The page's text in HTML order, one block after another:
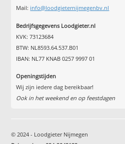
Mail: info@loodgieternijmegenbv.nl
Bedrijfsgegevens Loodgieter.nl
KVK: 73123684
BTW: NL8593.64.537.B01
IBAN: NL77 KNAB 0257 9997 01
Openingstijden
Wij zijn iedere dag bereikbaar!
Ook in het weekend en op feestdagen
© 2024 - Loodgieter Nijmegen